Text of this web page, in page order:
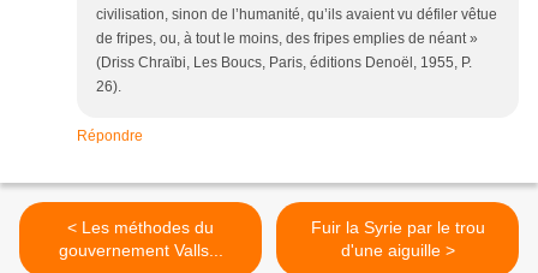
civilisation, sinon de l’humanité, qu’ils avaient vu défiler vêtue
de fripes, ou, à tout le moins, des fripes emplies de néant »
(Driss Chraïbi, Les Boucs, Paris, éditions Denoël, 1955, P.
26).
Répondre
< Les méthodes du
gouvernement Valls...
Fuir la Syrie par le trou
d'une aiguille >